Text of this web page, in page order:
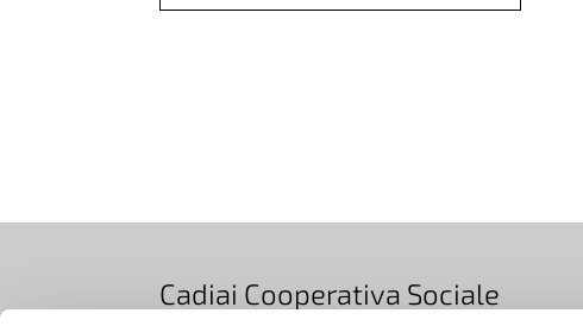
Cadiai Cooperativa Sociale